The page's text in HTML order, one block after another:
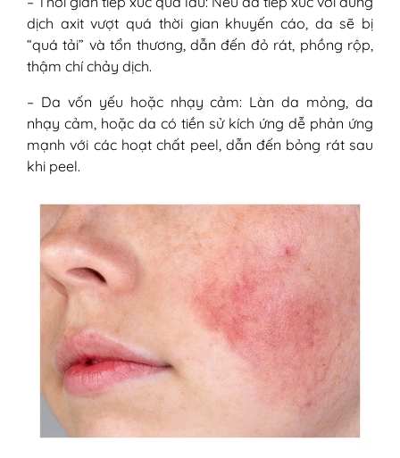
dịch axit vượt quá thời gian khuyến cáo, da sẽ bị
“quá tải” và tổn thương, dẫn đến đỏ rát, phồng rộp,
thậm chí chảy dịch.
– Da vốn yếu hoặc nhạy cảm: Làn da mỏng, da
nhạy cảm, hoặc da có tiền sử kích ứng dễ phản ứng
mạnh với các hoạt chất peel, dẫn đến bỏng rát sau
khi peel.